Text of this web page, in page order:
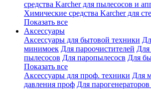
средства Karcher для пылесосов и
Химические средства Karcher для
Показать все
Аксессуары
Аксессуары для бытовой техники
минимоек Для пароочистителей
пылесосов Для паропылесосв Для
Показать все
Аксессуары для проф. техники Для
давления проф Для